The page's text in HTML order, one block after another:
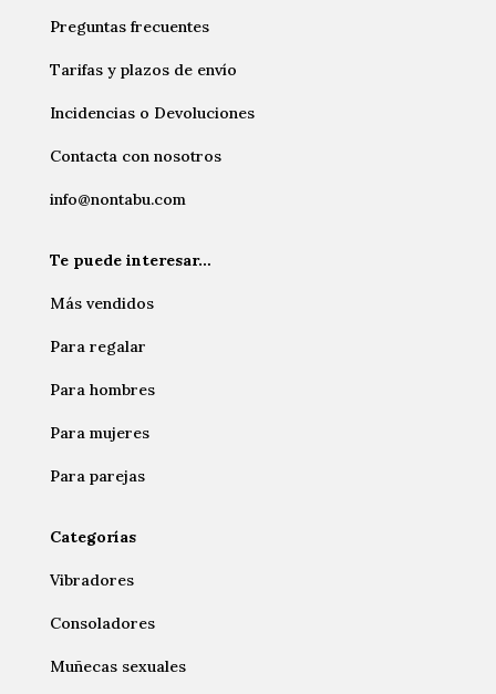
Preguntas frecuentes
Tarifas y plazos de envío
Incidencias o Devoluciones
Contacta con nosotros
info@nontabu.com
Te puede interesar…
Más vendidos
Para regalar
Para hombres
Para mujeres
Para parejas
Categorías
Vibradores
Consoladores
Muñecas sexuales